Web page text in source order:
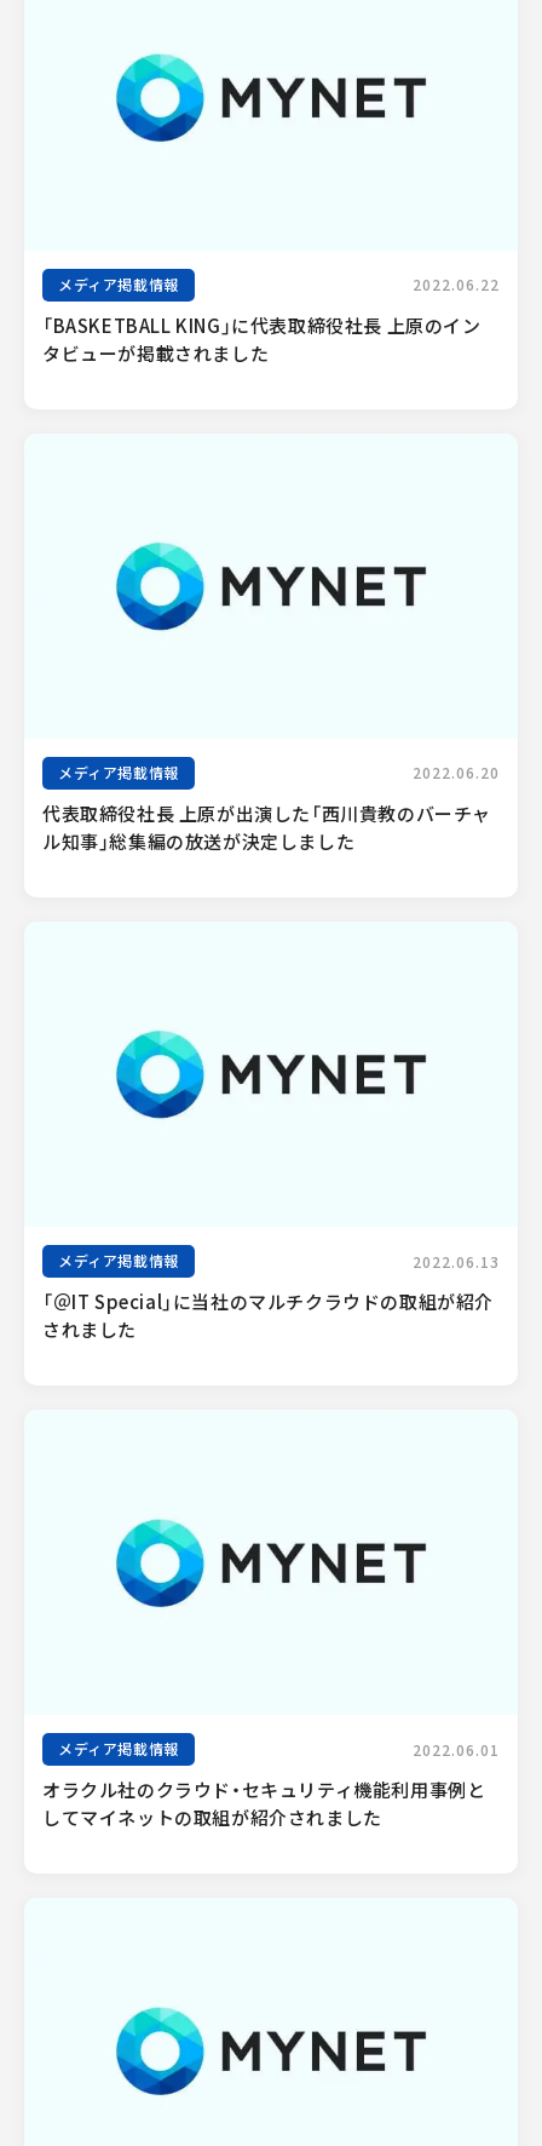
メディア掲載情報 2022.06.22
「BASKETBALL KING」に代表取締役社長 上原のイン
タビューが掲載されました
メディア掲載情報 2022.06.20
代表取締役社長 上原が出演した「西川貴教のバーチャ
ル知事」総集編の放送が決定しました
メディア掲載情報 2022.06.13
「＠IT Special」に当社のマルチクラウドの取組が紹介
されました
メディア掲載情報 2022.06.01
オラクル社のクラウド・セキュリティ機能利用事例と
してマイネットの取組が紹介されました